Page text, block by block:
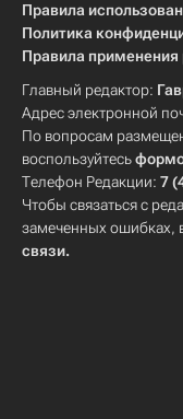
Правила
Политика
Правила применения
Главный редактор:
Адрес электронной
По вопросам
воспользуйтесь
Телефон Редакции: 7
Чтобы связаться с
замеченных ошибках,
связи.